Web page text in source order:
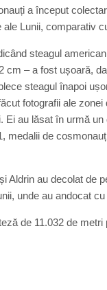
a început
Lunii, comparativ
steagul
– a fost ușoară,
steagul înapoi
fotografii ale
au lăsat în urmă
medalii de
Aldrin au decolat de
unde au andocat
de 11.032 de